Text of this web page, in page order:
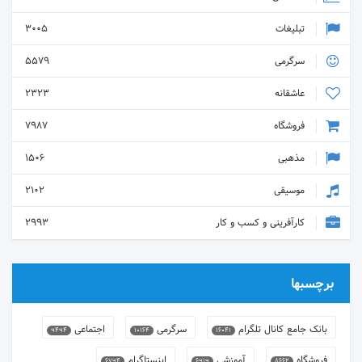
تبلیغات
3005
سرگرمی
5579
عاشقانه
2323
فروشگاه
7987
مذهبی
1506
موسیقی
2102
کارآفرینی و کسب و کار
2993
برچسبها
بانک جامع کانال تلگرام 16041 سرگرمی 10164 اجتماعی 9494